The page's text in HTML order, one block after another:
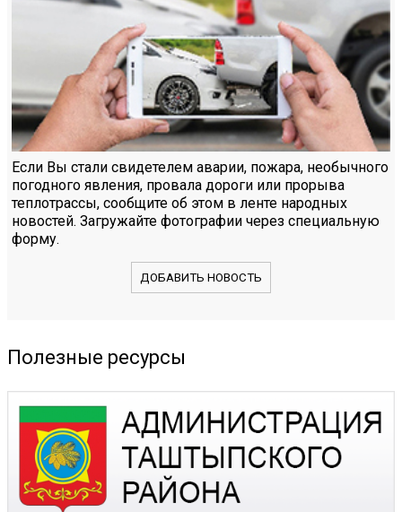
Если Вы стали свидетелем аварии, пожара, необычного
погодного явления, провала дороги или прорыва
теплотрассы, сообщите об этом в ленте народных
новостей. Загружайте фотографии через специальную
форму.
ДОБАВИТЬ НОВОСТЬ
Полезные ресурсы